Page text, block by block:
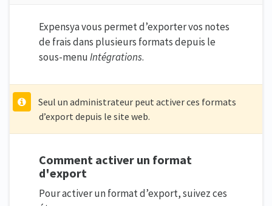
Expensya vous permet d’exporter vos notes
de frais dans plusieurs formats depuis le
sous-menuIntégrations.
Seul un administrateur peut activer ces formats
d’export depuis le site web.
Comment activer un format
d'export
Pour activer un format d’export, suivez ces